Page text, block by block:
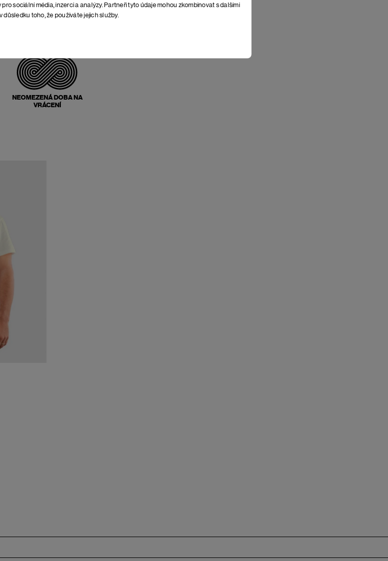
sociální média, inzerci a analýzy. Partneři tyto údaje mohou zkombinovat s dalšími
důsledku toho, že používáte jejich služby.
NEOMEZENÁ DOBA NA
VRÁCENÍ